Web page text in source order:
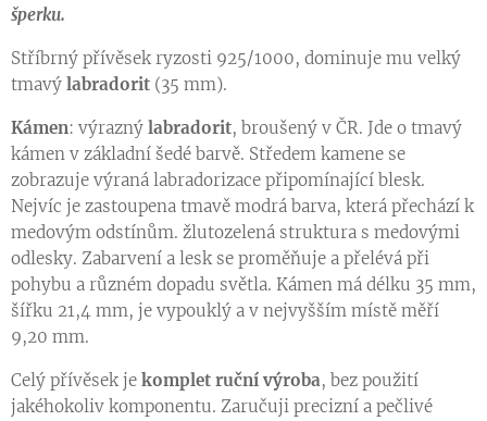
šperku.
Stříbrný přívěsek ryzosti 925/1000, dominuje mu velký
tmavý labradorit (35 mm).
Kámen: výrazný labradorit, broušený v ČR. Jde o tmavý
kámen v základní šedé barvě. Středem kamene se
zobrazuje výraná labradorizace připomínající blesk.
Nejvíc je zastoupena tmavě modrá barva, která přechází k
medovým odstínům. žlutozelená struktura s medovými
odlesky. Zabarvení a lesk se proměňuje a přelévá při
pohybu a různém dopadu světla. Kámen má délku 35 mm,
šířku 21,4 mm, je vypouklý a v nejvyšším místě měří
9,20 mm.
Celý přívěsek je komplet ruční výroba, bez použití
jakéhokoliv komponentu. Zaručuji precizní a pečlivé